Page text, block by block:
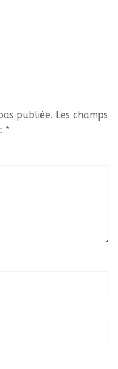
publiée. Les champs
*